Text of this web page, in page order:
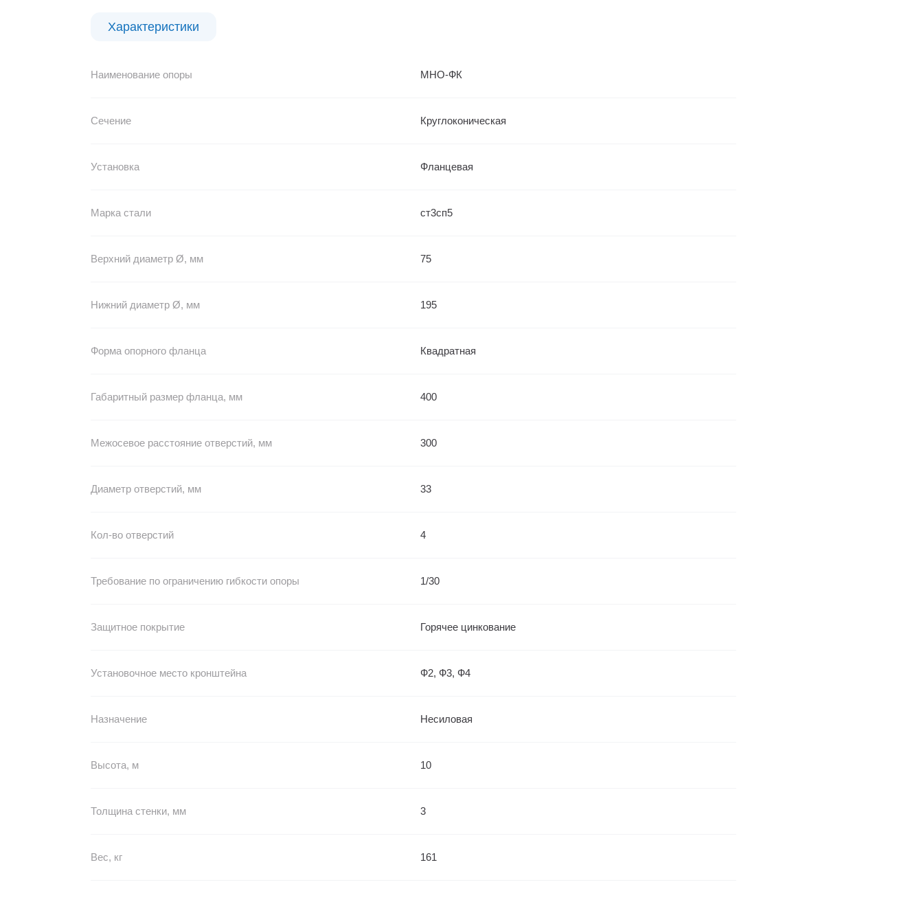
Характеристики
Наименование опоры МНО-ФК
Сечение Круглоконическая
Установка Фланцевая
Марка стали ст3сп5
Верхний диаметр Ø, мм 75
Нижний диаметр Ø, мм 195
Форма опорного фланца Квадратная
Габаритный размер фланца, мм 400
Межосевое расстояние отверстий, мм 300
Диаметр отверстий, мм 33
Кол-во отверстий 4
Требование по ограничению гибкости опоры 1/30
Защитное покрытие Горячее цинкование
Установочное место кронштейна Ф2, Ф3, Ф4
Назначение Несиловая
Высота, м 10
Толщина стенки, мм 3
Вес, кг 161